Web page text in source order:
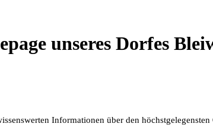
unseres Dorfes
Informationen über den